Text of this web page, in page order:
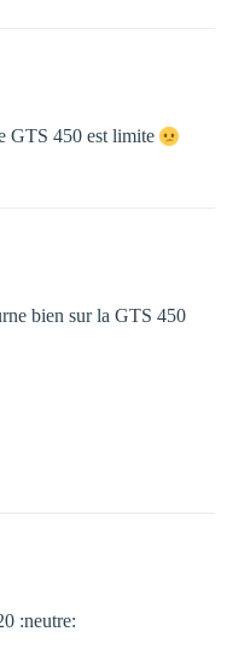
GTS 450 est limite
bien sur la GTS 450
:neutre: